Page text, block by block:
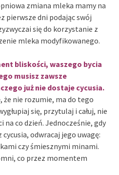
zmiana mleka mamy na
pierwsze dni podając swój
się do korzystanie z
mleka modyfikowanego.
bliskości, waszego bycia
musisz zawsze
już nie dostaje cycusia.
że nie rozumie, ma do tego
się, przytulaj i całuj, nie
co dzień. Jednocześnie, gdy
odwracaj jego uwagę:
czy śmiesznymi minami.
co przez momentem